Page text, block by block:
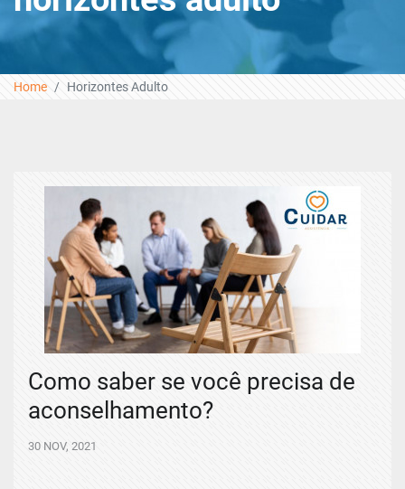
Home Horizontes Adulto
Como saber se você precisa de
aconselhamento?
30 NOV, 2021